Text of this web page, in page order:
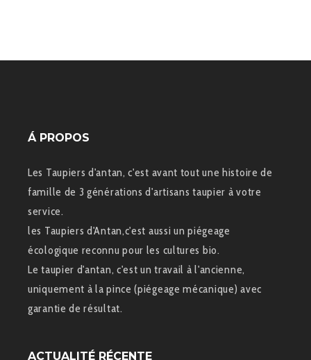
Á PROPOS
Les Taupiers d'antan, c'est avant tout une histoire de
famille de 3 générations d'artisans taupier à votre
service.
les Taupiers d'Antan,c'est aussi un piégeage
écologique reconnu pour les cultures bio.
Le taupier d'antan, c'est un travail à l'ancienne,
uniquement à la pince (piégeage mécanique) avec
garantie de résultat.
ACTUALITÉ RÉCENTE